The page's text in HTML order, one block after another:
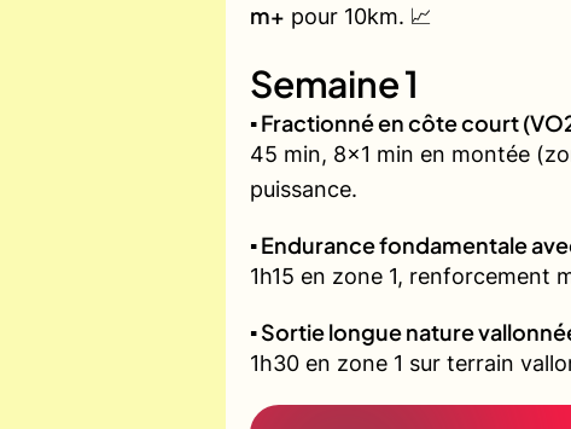
m+ pour 10km. 📈
Semaine 1
▪️ Fractionné en côte court
45 min, 8x1 min en montée
puissance.
▪️ Endurance fondamentale
1h15 en zone 1, renforcement
▪️ Sortie longue nature
1h30 en zone 1 sur terrain